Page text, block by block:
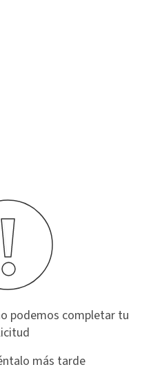
podemos completar tu
más tarde